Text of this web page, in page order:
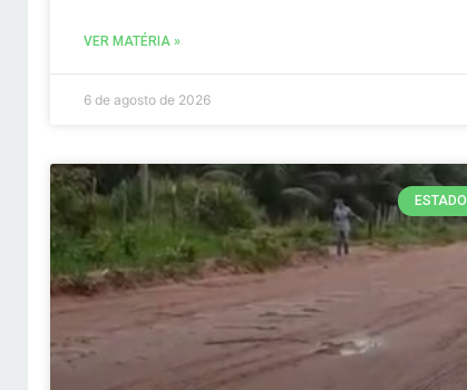
VER MATÉRIA »
6 de agosto de 2026
ESTADO